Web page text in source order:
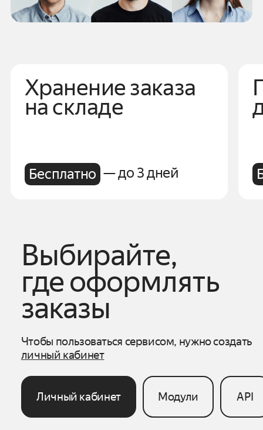
Хранение заказа
на складе
Бесплатно — до 3 дней
Выбирайте,
где оформлять
заказы
Чтобы пользоваться сервисом, нужно создать
личный кабинет
Личный кабинет Модули API